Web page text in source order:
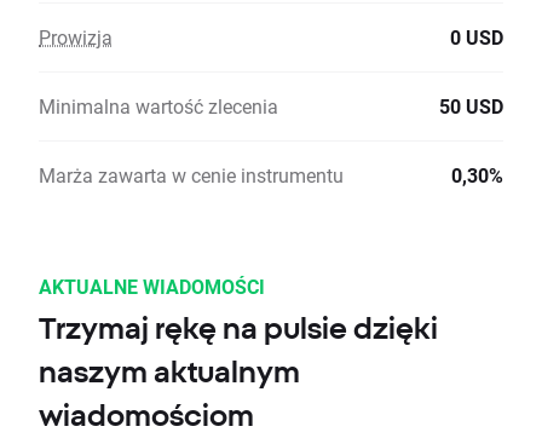
Prowizja 0 USD
Minimalna wartość zlecenia 50 USD
Marża zawarta w cenie instrumentu 0,30%
AKTUALNE WIADOMOŚCI
Trzymaj rękę na pulsie dzięki
naszym aktualnym
wiadomościom